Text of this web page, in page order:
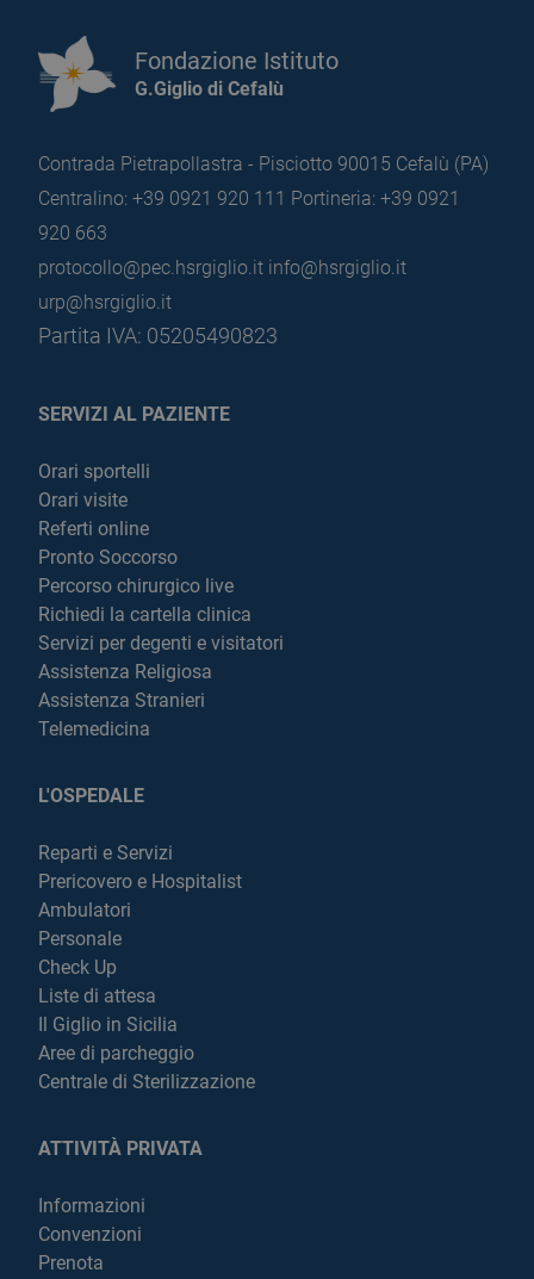
Fondazione Istituto
G.Giglio di Cefalù
Contrada Pietrapollastra - Pisciotto 90015 Cefalù (PA)
Centralino: +39 0921 920 111 Portineria: +39 0921
920 663
protocollo@pec.hsrgiglio.it info@hsrgiglio.it
urp@hsrgiglio.it
Partita IVA: 05205490823
SERVIZI AL PAZIENTE
Orari sportelli
Orari visite
Referti online
Pronto Soccorso
Percorso chirurgico live
Richiedi la cartella clinica
Servizi per degenti e visitatori
Assistenza Religiosa
Assistenza Stranieri
Telemedicina
L'OSPEDALE
Reparti e Servizi
Prericovero e Hospitalist
Ambulatori
Personale
Check Up
Liste di attesa
Il Giglio in Sicilia
Aree di parcheggio
Centrale di Sterilizzazione
ATTIVITÀ PRIVATA
Informazioni
Convenzioni
Prenota